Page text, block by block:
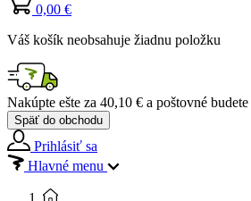
0,00 €
Váš košík neobsahuje žiadnu položku
Nakúpte ešte za 40,10 € a poštovné
Späť do obchodu
Prihlásiť sa
Hlavné menu